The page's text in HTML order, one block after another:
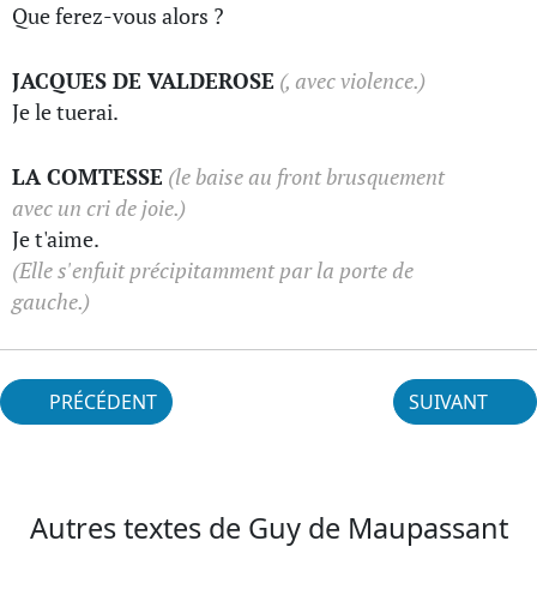
Que ferez-vous alors ?
JACQUES DE VALDEROSE (, avec violence.)
Je le tuerai.
LA COMTESSE (le baise au front brusquement
avec un cri de joie.)
Je t'aime.
(Elle s'enfuit précipitamment par la porte de
gauche.)
PRÉCÉDENT SUIVANT
Autres textes de Guy de Maupassant